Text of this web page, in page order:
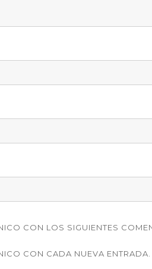
CON LOS SIGUIENTES
CON CADA NUEVA ENTRADA.